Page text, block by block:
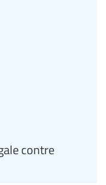
contre